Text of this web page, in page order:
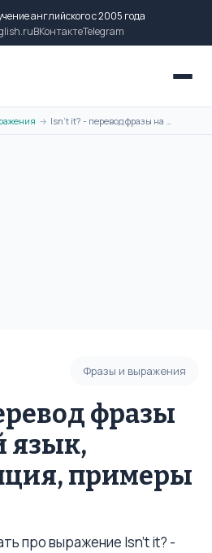
английского с 2005 года
ВКонтактеTelegram
→ Isn't it? - перевод фразы на русский язык, транскрипция, примеры
Фразы и выражения
фразы
язык,
примеры
про выражение Isn't it? -